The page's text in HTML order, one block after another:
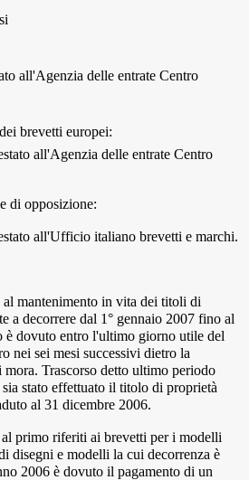
all'Agenzia delle entrate Centro
brevetti europei:
all'Agenzia delle entrate Centro
di opposizione:
all'Ufficio italiano brevetti e marchi.
al mantenimento in vita dei titoli di
a decorrere dal 1° gennaio 2007 fino al
è dovuto entro l'ultimo giorno utile del
nei sei mesi successivi dietro la
Trascorso detto ultimo periodo
stato effettuato il titolo di proprietà
al 31 dicembre 2006.
primo riferiti ai brevetti per i modelli
disegni e modelli la cui decorrenza è
2006 è dovuto il pagamento di un